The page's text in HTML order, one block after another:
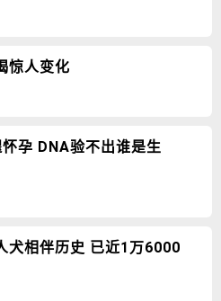
惊人变化
孕 DNA验不出谁是生
犬相伴历史 已近1万6000